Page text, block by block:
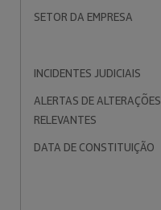
SETOR DA EMPRESA
INCIDENTES JUDICIAIS
ALERTAS DE ALTERAÇÕES
RELEVANTES
DATA DE CONSTITUIÇÃO